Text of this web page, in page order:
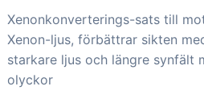
Xenonkonverterings-sats till
Xenon-ljus, förbättrar sikten
starkare ljus och längre synfält
olyckor